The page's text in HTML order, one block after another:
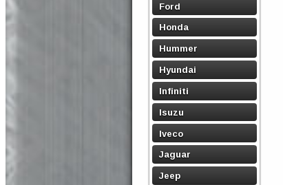
Ford
Honda
Hummer
Hyundai
Infiniti
Isuzu
Iveco
Jaguar
Jeep